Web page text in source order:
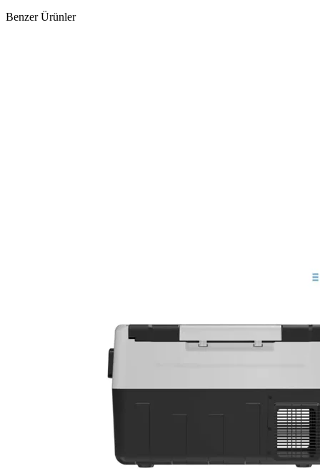
Benzer Ürünler